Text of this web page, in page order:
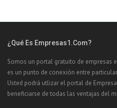
¿Qué Es Empresas1.com?
Somos un portal gratuito de empresas
es un punto de conexión entre
Usted podrá utlizar el portal de
beneficiarse de todas las ventajas del